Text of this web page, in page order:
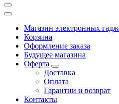
Магазин электронных
Корзина
Оформление заказа
Будущее магазина
Оферта
Доставка
Оплата
Гарантии и возврат
Контакты